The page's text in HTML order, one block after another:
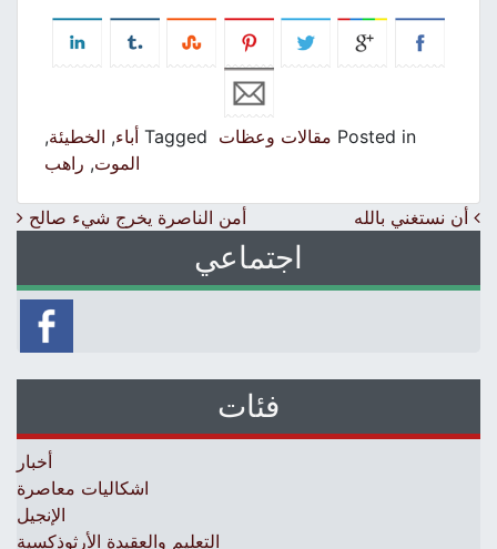
Posted in مقالات وعظات Tagged أباء,الخطيئة,
الموت,راهب
Post navigation
أن نستغني بالله أمن الناصرة يخرج شيء صالح
اجتماعي
فئات
أخبار
اشكاليات معاصرة
الإنجيل
التعليم والعقيدة الأرثوذكسية